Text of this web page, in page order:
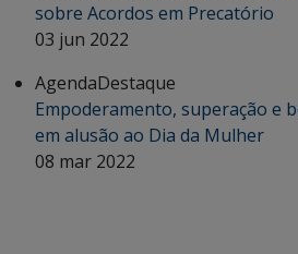
sobre Acordos em Precatório
03 jun 2022
AgendaDestaque
Empoderamento, superação e
em alusão ao Dia da Mulher
08 mar 2022